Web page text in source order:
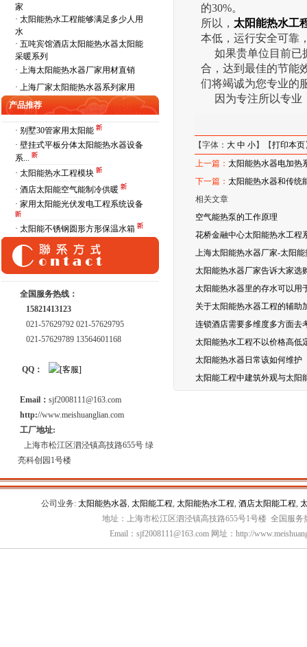
家
· 太阳能热水工程能够满足多少人用
水
· 五吨宾馆酒店太阳能热水器太阳能
采暖系列
· 上海太阳能热水器厂家用材直销
· 上海厂家太阳能热水器系列家用
产品推荐
· 别墅30管家用太阳能
· 壁挂式平板分体太阳能热水器设备
系...
· 太阳能热水工程模块
· 酒店太阳能空气能制冷供暖
· 家用太阳能光伏发电工程系统设备
· 太阳能不锈钢圆形方形保温水箱
全国服务热线：
15821413123
021-57629792 021-57629795
021-57629789 13564601168
QQ：
Email： sjf2008111@163.com
http://www.meishuanglian.com
工厂地址:
上海市松江区泗泾镇高技路655号 绿
亮科创园1号楼
的30%。
所以， 太阳能热水工
本低，运行安全可靠
如果贵单位目前已
合，达到最佳的节能
们将竭诚为您专业的
因为专注所以专业
【字体：大 中 小】【打印本页
上一篇：太阳能热水器电加热
下一篇：太阳能热水器和传统
相关文章
空气能热泵的工作原理
花桥金融中心太阳能热水工程
上海太阳能热水器厂家-太阳
太阳能热水器厂家告诉大家选
太阳能热水器里的存水可以用
关于太阳能热水器工程的辅助
连锁酒店需要多维度多方面去
太阳能热水工程不以价格高低
太阳能热水器日常该如何维护
太阳能工程中建筑外观与太阳
公司业务: 太阳能热水器, 太阳能工程, 太阳能热水工程, 酒店太阳能工程,
地址：上海市松江区泗泾镇高技路655号1号楼 全国服务
Email：sjf2008111@163.com 网址：http://